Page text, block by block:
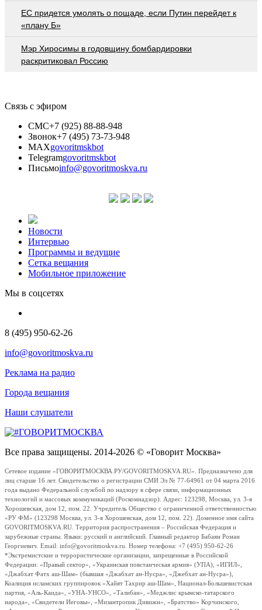
EC придется умолять о пощаде, если Путин перейдет к
«плану Б»
Мэр Хиросимы в годовщину бомбардировки
раскритиковал Россию
Связь с эфиром
СМС+7 (925) 88-88-948
Звонок+7 (495) 73-73-948
MAXgovoritmskbot
Telegramgovoritmskbot
Письмоinfo@govoritmoskva.ru
Новости
Интервью
Программы и ведущие
Сетка вещания
Мобильное приложение
Мы в соцсетях
8 (495) 950-62-26
info@govoritmoskva.ru
Реклама на радио
Города вещания
Наши слушатели
Все права защищены. 2014-2026 © «Говорит Москва»
Сетевое издание «ГОВОРИТМОСКВА.РУ/GOVORITMOSKVA.RU». Предназначено для
лиц старше 16 лет. Свидетельство о регистрации СМИ Эл № 77-64961 от 04 марта 2016
года выдано Федеральной службой по надзору в сфере связи, информационных
технологий и массовых коммуникаций (Роскомнадзор). Адрес: 123298, Москва, ул. 3-я
Хорошевская, дом 12, пом. 22. Учредитель Общество с ограниченной ответственностью
«РУ ФМ» (123298 Москва, ул. 3-я Хорошевская, дом 12, пом. 22). Доменное имя сайта
GOVORITMOSKVA.RU. Территория распространения – Российская Федерация и
зарубежные страны. Языки: русский и английский. Главный редактор Бабаян Роман
Георгиевич. Email: info@govoritmoskva.ru. Номер телефона: +7 (495) 950-62-26
*Экстремистские и террористические организации, запрещенные в Российской
Федерации: «Правый сектор», «Украинская повстанческая армия» (УПА), «ИГИЛ»,
«Джабхат Фатх аш-Шам» (бывшая «Джабхат ан-Нусра», «Джебхат ан-Нусра»),
Коалиция исламских группировок «Хайят Тахрир аш-Шам», Национал-Большевистская
партия, «Аль-Каида», «УНА-УНСО», «Талибан», «Меджлис крымско-татарского
народа», «Свидетели Иеговы», «Мизантропик Дивижн», «Братство» Корчинского,